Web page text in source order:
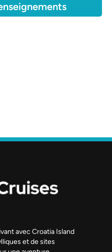
avec Croatia Island
et de sites